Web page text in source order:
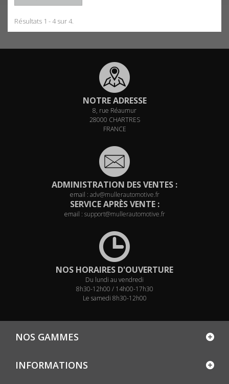
Résultats 1 - 4 sur 4.
NOTRE ADRESSE
8, rue Réaumur
28000 CHARTRES
FRANCE
ADMINISTRATION DES VENTES :
email : adv@mullerautomotive.fr
SERVICE APRÈS VENTE :
email : support@mullerautomotive.fr
NOS HORAIRES D'OUVERTURE
Du lundi au vendredi
8h30-12h00 / 14h00-17h30
Le samedi 8h30-12h00
NOS GAMMES
INFORMATIONS